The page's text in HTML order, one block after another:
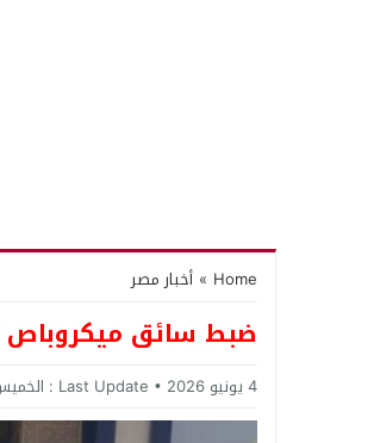
Home
» أخبار مصر
ضبط سائق ميكروباص
4 يونيو 2026 Last Update : الخميس, 4 يونيو, 2026